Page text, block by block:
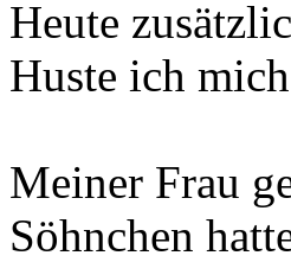
Heute
Huste ich
Meiner Frau
Söhnchen